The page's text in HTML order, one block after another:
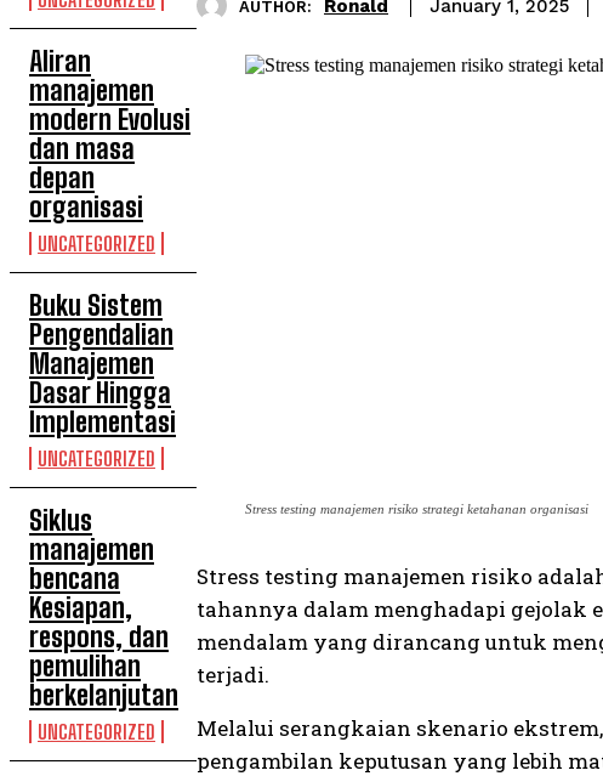
Aliran
manajemen
modern Evolusi
dan masa
depan
organisasi
UNCATEGORIZED
Buku Sistem
Pengendalian
Manajemen
Dasar Hingga
Implementasi
UNCATEGORIZED
Siklus
manajemen
bencana
Kesiapan,
respons, dan
pemulihan
berkelanjutan
UNCATEGORIZED
AUTHOR: Ronald January 1, 2025
Stress testing manajemen risiko strategi ketahanan organisasi
Stress testing manajemen risiko
tahannya dalam menghadapi gejolak
mendalam yang dirancang untuk
terjadi.
Melalui serangkaian skenario
pengambilan keputusan yang lebih